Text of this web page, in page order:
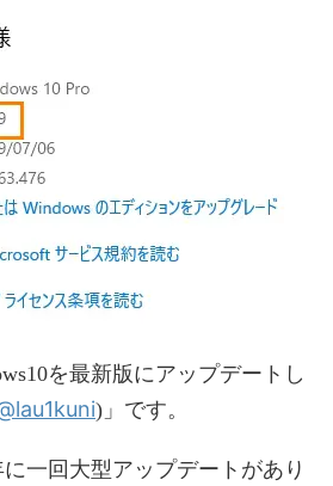
を最新版にアップデートし
)」です。
一回大型アップデートがあり